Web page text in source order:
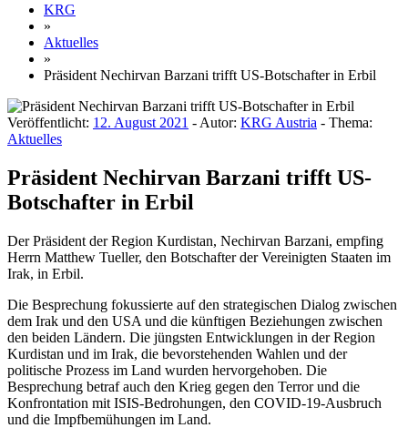
KRG
»
Aktuelles
»
Präsident Nechirvan Barzani trifft US-Botschafter in Erbil
Veröffentlicht: 12. August 2021 - Autor: KRG Austria - Thema:
Aktuelles
Präsident Nechirvan Barzani trifft US-
Botschafter in Erbil
Der Präsident der Region Kurdistan, Nechirvan Barzani, empfing
Herrn Matthew Tueller, den Botschafter der Vereinigten Staaten im
Irak, in Erbil.
Die Besprechung fokussierte auf den strategischen Dialog zwischen
dem Irak und den USA und die künftigen Beziehungen zwischen
den beiden Ländern. Die jüngsten Entwicklungen in der Region
Kurdistan und im Irak, die bevorstehenden Wahlen und der
politische Prozess im Land wurden hervorgehoben. Die
Besprechung betraf auch den Krieg gegen den Terror und die
Konfrontation mit ISIS-Bedrohungen, den COVID-19-Ausbruch
und die Impfbemühungen im Land.